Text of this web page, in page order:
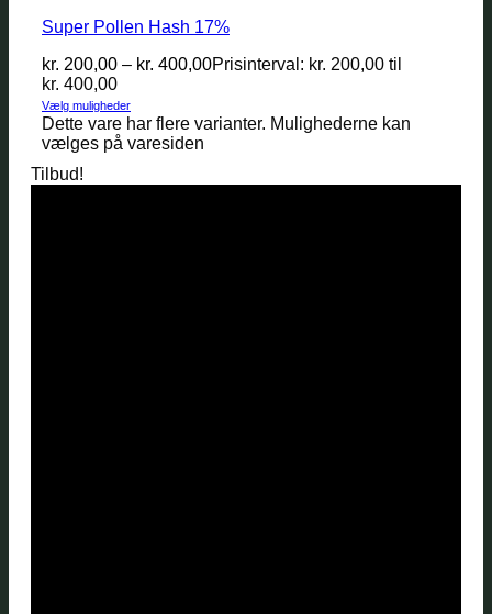
Super Pollen Hash 17%
kr. 200,00 – kr. 400,00Prisinterval: kr. 200,00 til
kr. 400,00
Vælg muligheder
Dette vare har flere varianter. Mulighederne kan
vælges på varesiden
Tilbud!